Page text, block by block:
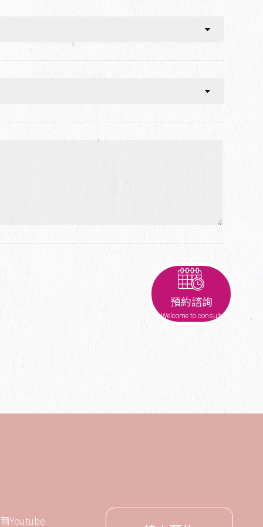
Youtube
預約諮詢
Welcome to consult